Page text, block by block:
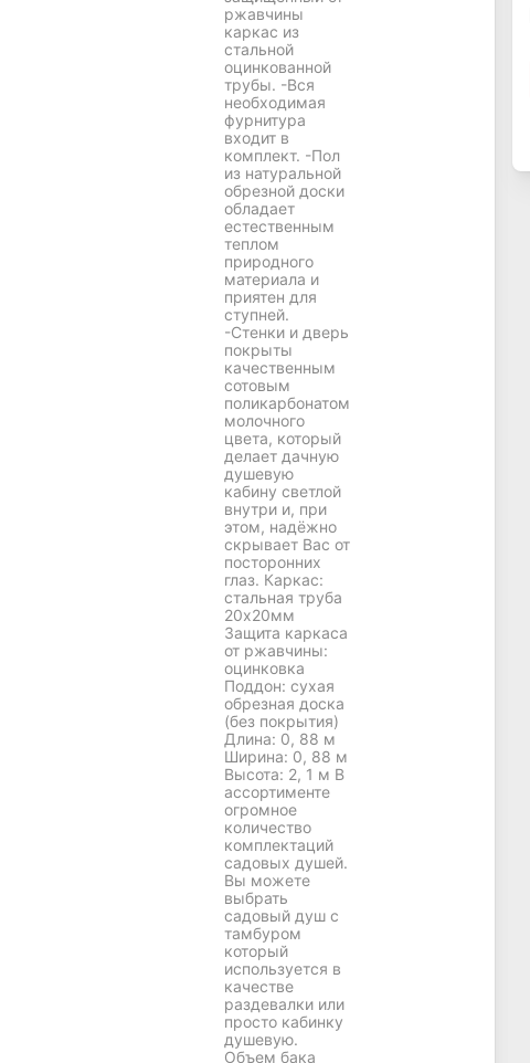
ржавчины
каркас из
стальной
оцинкованной
трубы. -Вся
необходимая
фурнитура
входит в
комплект. -Пол
из натуральной
обрезной доски
обладает
естественным
теплом
природного
материала и
приятен для
ступней.
-Стенки и дверь
покрыты
качественным
сотовым
поликарбонатом
молочного
цвета, который
делает дачную
душевую
кабину светлой
внутри и, при
этом, надёжно
скрывает Вас от
посторонних
глаз. Каркас:
стальная труба
20х20мм
Защита каркаса
от ржавчины:
оцинковка
Поддон: сухая
обрезная доска
(без покрытия)
Длина: 0, 88 м
Ширина: 0, 88 м
Высота: 2, 1 м В
ассортименте
огромное
количество
комплектаций
садовых душей.
Вы можете
выбрать
садовый душ с
тамбуром
который
используется в
качестве
раздевалки или
просто кабинку
душевую.
Объем бака